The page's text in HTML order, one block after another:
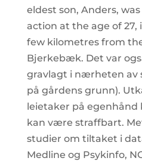
eldest son, Anders,
action at the age of 27,
few kilometres from
Bjerkebæk. Det var
gravlagt i nærheten av
på gårdens grunn).
leietaker på egenhånd
kan være straffbart.
studier om tiltaket i
Medline og Psykinfo,